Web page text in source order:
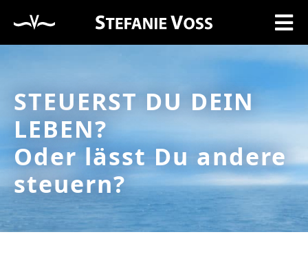
STEUERST DU DEIN
LEBEN?
Oder lässt Du andere
steuern?